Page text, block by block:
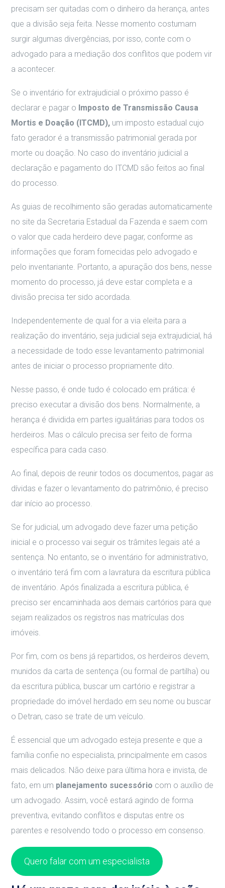
precisam ser quitadas com o dinheiro da herança, antes
que a divisão seja feita. Nesse momento costumam
surgir algumas divergências, por isso, conte com o
advogado para a mediação dos conflitos que podem vir
a acontecer.
Se o inventário for extrajudicial o próximo passo é
declarar e pagar o Imposto de Transmissão Causa
Mortis e Doação (ITCMD), um imposto estadual cujo
fato gerador é a transmissão patrimonial gerada por
morte ou doação. No caso do inventário judicial a
declaração e pagamento do ITCMD são feitos ao final
do processo.
As guias de recolhimento são geradas automaticamente
no site da Secretaria Estadual da Fazenda e saem com
o valor que cada herdeiro deve pagar, conforme as
informações que foram fornecidas pelo advogado e
pelo inventariante. Portanto, a apuração dos bens, nesse
momento do processo, já deve estar completa e a
divisão precisa ter sido acordada.
Independentemente de qual for a via eleita para a
realização do inventário, seja judicial seja extrajudicial, há
a necessidade de todo esse levantamento patrimonial
antes de iniciar o processo propriamente dito.
Nesse passo, é onde tudo é colocado em prática: é
preciso executar a divisão dos bens. Normalmente, a
herança é dividida em partes igualitárias para todos os
herdeiros. Mas o cálculo precisa ser feito de forma
específica para cada caso.
Ao final, depois de reunir todos os documentos, pagar as
dívidas e fazer o levantamento do patrimônio, é preciso
dar início ao processo.
Se for judicial, um advogado deve fazer uma petição
inicial e o processo vai seguir os trâmites legais até a
sentença. No entanto, se o inventário for administrativo,
o inventário terá fim com a lavratura da escritura pública
de inventário. Após finalizada a escritura pública, é
preciso ser encaminhada aos demais cartórios para que
sejam realizados os registros nas matrículas dos
imóveis.
Por fim, com os bens já repartidos, os herdeiros devem,
munidos da carta de sentença (ou formal de partilha) ou
da escritura pública, buscar um cartório e registrar a
propriedade do imóvel herdado em seu nome ou buscar
o Detran, caso se trate de um veículo.
É essencial que um advogado esteja presente e que a
família confie no especialista, principalmente em casos
mais delicados. Não deixe para última hora e invista, de
fato, em um planejamento sucessório com o auxílio de
um advogado. Assim, você estará agindo de forma
preventiva, evitando conflitos e disputas entre os
parentes e resolvendo todo o processo em consenso.
Quero falar com um especialista